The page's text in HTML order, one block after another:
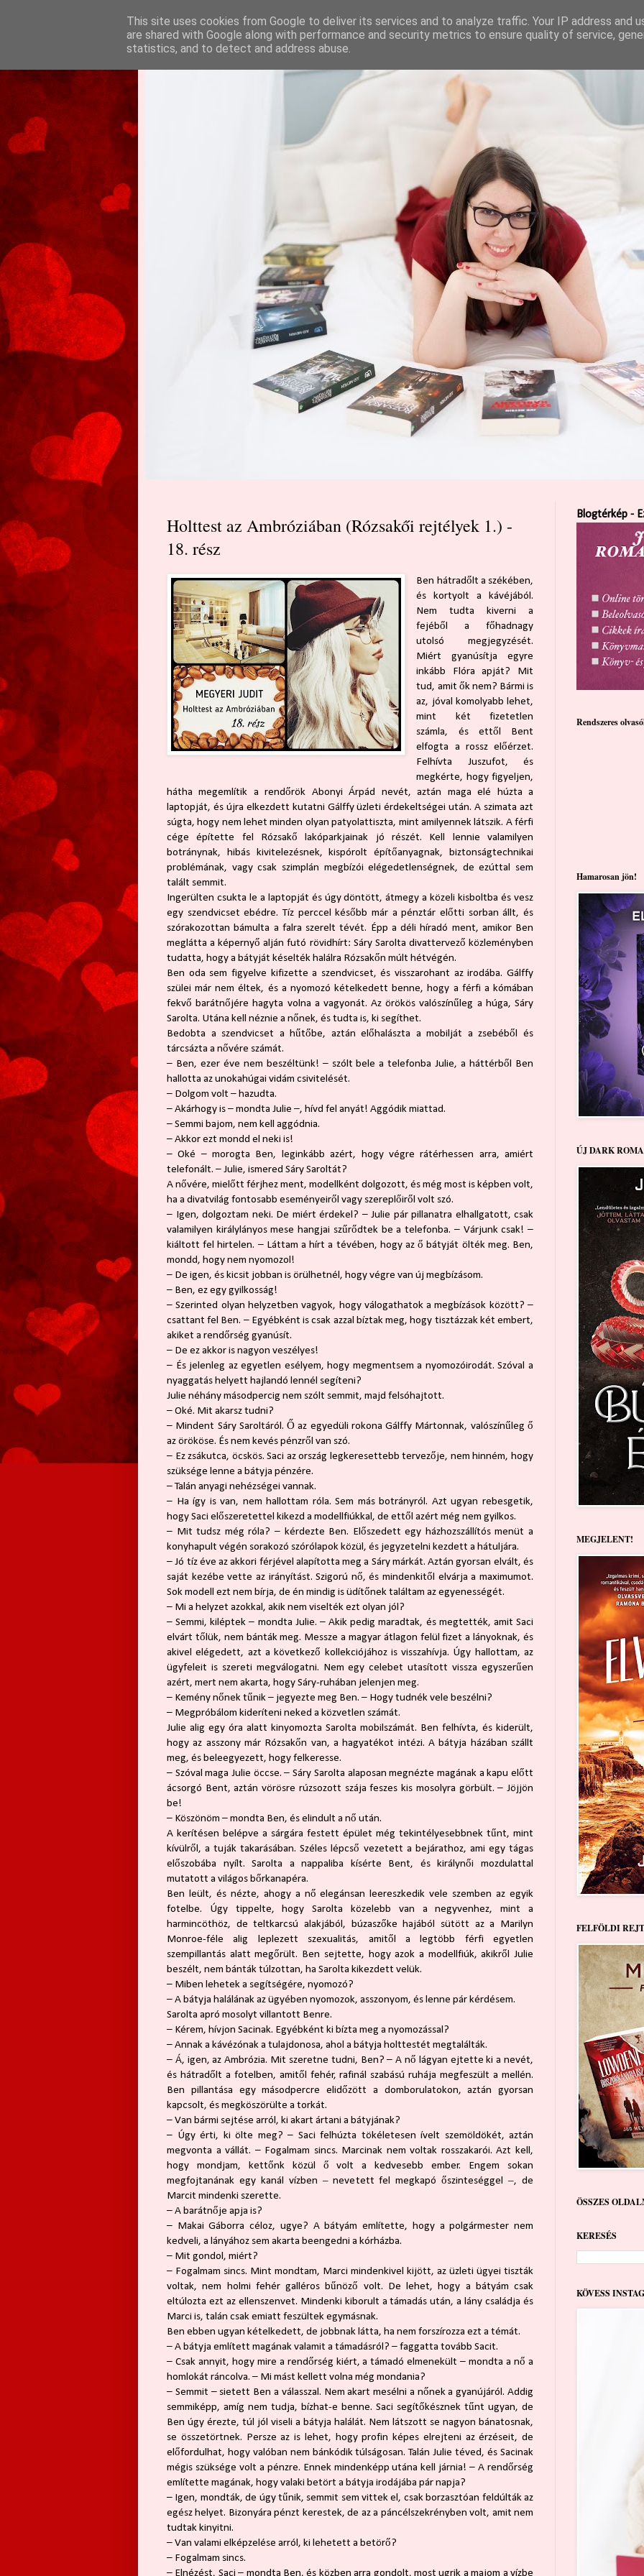
Holttest az Ambróziában (Rózsakői rejtélyek 1.) -
18. rész
Ben hátradőlt a székében,
és kortyolt a kávéjából.
Nem tudta kiverni a
fejéből a főhadnagy
utolsó megjegyzését.
Miért gyanúsítja egyre
inkább Flóra apját? Mit
tud, amit ők nem? Bármi is
az, jóval komolyabb lehet,
mint két fizetetlen
számla, és ettől Bent
elfogta a rossz előérzet.
Felhívta Juszufot, és
megkérte, hogy figyeljen,
hátha megemlítik a rendőrök Abonyi Árpád nevét, aztán maga elé húzta a
laptopját, és újra elkezdett kutatni Gálffy üzleti érdekeltségei után. A szimata azt
súgta, hogy nem lehet minden olyan patyolattiszta, mint amilyennek látszik. A férfi
cége építette fel Rózsakő lakóparkjainak jó részét. Kell lennie valamilyen
botránynak, hibás kivitelezésnek, kispórolt építőanyagnak, biztonságtechnikai
problémának, vagy csak szimplán megbízói elégedetlenségnek, de ezúttal sem
talált semmit.
Ingerülten csukta le a laptopját és úgy döntött, átmegy a közeli kisboltba és vesz
egy szendvicset ebédre. Tíz perccel később már a pénztár előtti sorban állt, és
szórakozottan bámulta a falra szerelt tévét. Épp a déli híradó ment, amikor Ben
meglátta a képernyő alján futó rövidhírt: Sáry Sarolta divattervező közleményben
tudatta, hogy a bátyját késelték halálra Rózsakőn múlt hétvégén.
Ben oda sem figyelve kifizette a szendvicset, és visszarohant az irodába. Gálffy
szülei már nem éltek, és a nyomozó kételkedett benne, hogy a férfi a kómában
fekvő barátnőjére hagyta volna a vagyonát. Az örökös valószínűleg a húga, Sáry
Sarolta. Utána kell néznie a nőnek, és tudta is, ki segíthet.
Bedobta a szendvicset a hűtőbe, aztán előhalászta a mobilját a zsebéből és
tárcsázta a nővére számát.
– Ben, ezer éve nem beszéltünk! – szólt bele a telefonba Julie, a háttérből Ben
hallotta az unokahúgai vidám csivitelését.
– Dolgom volt – hazudta.
– Akárhogy is – mondta Julie –, hívd fel anyát! Aggódik miattad.
– Semmi bajom, nem kell aggódnia.
– Akkor ezt mondd el neki is!
– Oké – morogta Ben, leginkább azért, hogy végre rátérhessen arra, amiért
telefonált. – Julie, ismered Sáry Saroltát?
A nővére, mielőtt férjhez ment, modellként dolgozott, és még most is képben volt,
ha a divatvilág fontosabb eseményeiről vagy szereplőiről volt szó.
– Igen, dolgoztam neki. De miért érdekel? – Julie pár pillanatra elhallgatott, csak
valamilyen királylányos mese hangjai szűrődtek be a telefonba. – Várjunk csak! –
kiáltott fel hirtelen. – Láttam a hírt a tévében, hogy az ő bátyját ölték meg. Ben,
mondd, hogy nem nyomozol!
– De igen, és kicsit jobban is örülhetnél, hogy végre van új megbízásom.
– Ben, ez egy gyilkosság!
– Szerinted olyan helyzetben vagyok, hogy válogathatok a megbízások között? –
csattant fel Ben. – Egyébként is csak azzal bíztak meg, hogy tisztázzak két embert,
akiket a rendőrség gyanúsít.
– De ez akkor is nagyon veszélyes!
– És jelenleg az egyetlen esélyem, hogy megmentsem a nyomozóirodát. Szóval a
nyaggatás helyett hajlandó lennél segíteni?
Julie néhány másodpercig nem szólt semmit, majd felsóhajtott.
– Oké. Mit akarsz tudni?
– Mindent Sáry Saroltáról. Ő az egyedüli rokona Gálffy Mártonnak, valószínűleg ő
az örököse. És nem kevés pénzről van szó.
– Ez zsákutca, öcskös. Saci az ország legkeresettebb tervezője, nem hinném, hogy
szüksége lenne a bátyja pénzére.
– Talán anyagi nehézségei vannak.
– Ha így is van, nem hallottam róla. Sem más botrányról. Azt ugyan rebesgetik,
hogy Saci előszeretettel kikezd a modellfiúkkal, de ettől azért még nem gyilkos.
– Mit tudsz még róla? – kérdezte Ben. Előszedett egy házhozszállítós menüt a
konyhapult végén sorakozó szórólapok közül, és jegyzetelni kezdett a hátuljára.
– Jó tíz éve az akkori férjével alapította meg a Sáry márkát. Aztán gyorsan elvált, és
saját kezébe vette az irányítást. Szigorú nő, és mindenkitől elvárja a maximumot.
Sok modell ezt nem bírja, de én mindig is üdítőnek találtam az egyenességét.
– Mi a helyzet azokkal, akik nem viselték ezt olyan jól?
– Semmi, kiléptek – mondta Julie. – Akik pedig maradtak, és megtették, amit Saci
elvárt tőlük, nem bánták meg. Messze a magyar átlagon felül fizet a lányoknak, és
akivel elégedett, azt a következő kollekciójához is visszahívja. Úgy hallottam, az
ügyfeleit is szereti megválogatni. Nem egy celebet utasított vissza egyszerűen
azért, mert nem akarta, hogy Sáry-ruhában jelenjen meg.
– Kemény nőnek tűnik – jegyezte meg Ben. – Hogy tudnék vele beszélni?
– Megpróbálom kideríteni neked a közvetlen számát.
Julie alig egy óra alatt kinyomozta Sarolta mobilszámát. Ben felhívta, és kiderült,
hogy az asszony már Rózsakőn van, a hagyatékot intézi. A bátyja házában szállt
meg, és beleegyezett, hogy felkeresse.
– Szóval maga Julie öccse. – Sáry Sarolta alaposan megnézte magának a kapu előtt
ácsorgó Bent, aztán vörösre rúzsozott szája feszes kis mosolyra görbült. – Jöjjön
be!
– Köszönöm – mondta Ben, és elindult a nő után.
A kerítésen belépve a sárgára festett épület még tekintélyesebbnek tűnt, mint
kívülről, a tuják takarásában. Széles lépcső vezetett a bejárathoz, ami egy tágas
előszobába nyílt. Sarolta a nappaliba kísérte Bent, és királynői mozdulattal
mutatott a világos bőrkanapéra.
Ben leült, és nézte, ahogy a nő elegánsan leereszkedik vele szemben az egyik
fotelbe. Úgy tippelte, hogy Sarolta közelebb van a negyvenhez, mint a
harmincöthöz, de teltkarcsú alakjából, búzaszőke hajából sütött az a Marilyn
Monroe-féle alig leplezett szexualitás, amitől a legtöbb férfi egyetlen
szempillantás alatt megőrült. Ben sejtette, hogy azok a modellfiúk, akikről Julie
beszélt, nem bánták túlzottan, ha Sarolta kikezdett velük.
– Miben lehetek a segítségére, nyomozó?
– A bátyja halálának az ügyében nyomozok, asszonyom, és lenne pár kérdésem.
Sarolta apró mosolyt villantott Benre.
– Kérem, hívjon Sacinak. Egyébként ki bízta meg a nyomozással?
– Annak a kávézónak a tulajdonosa, ahol a bátyja holttestét megtalálták.
– Á, igen, az Ambrózia. Mit szeretne tudni, Ben? – A nő lágyan ejtette ki a nevét,
és hátradőlt a fotelben, amitől fehér, rafinál szabású ruhája megfeszült a mellén.
Ben pillantása egy másodpercre elidőzött a domborulatokon, aztán gyorsan
kapcsolt, és megköszörülte a torkát.
– Van bármi sejtése arról, ki akart ártani a bátyjának?
– Úgy érti, ki ölte meg? – Saci felhúzta tökéletesen ívelt szemöldökét, aztán
megvonta a vállát. – Fogalmam sincs. Marcinak nem voltak rosszakarói. Azt kell,
hogy mondjam, kettőnk közül ő volt a kedvesebb ember. Engem sokan
megfojtanának egy kanál vízben ‒ nevetett fel megkapó őszinteséggel ‒, de
Marcit mindenki szerette.
– A barátnője apja is?
– Makai Gáborra céloz, ugye? A bátyám említette, hogy a polgármester nem
kedveli, a lányához sem akarta beengedni a kórházba.
– Mit gondol, miért?
– Fogalmam sincs. Mint mondtam, Marci mindenkivel kijött, az üzleti ügyei tiszták
voltak, nem holmi fehér galléros bűnöző volt. De lehet, hogy a bátyám csak
eltúlozta ezt az ellenszenvet. Mindenki kiborult a támadás után, a lány családja és
Marci is, talán csak emiatt feszültek egymásnak.
Ben ebben ugyan kételkedett, de jobbnak látta, ha nem forszírozza ezt a témát.
– A bátyja említett magának valamit a támadásról? – faggatta tovább Sacit.
– Csak annyit, hogy mire a rendőrség kiért, a támadó elmenekült – mondta a nő a
homlokát ráncolva. – Mi mást kellett volna még mondania?
– Semmit – sietett Ben a válasszal. Nem akart mesélni a nőnek a gyanújáról. Addig
semmiképp, amíg nem tudja, bízhat-e benne. Saci segítőkésznek tűnt ugyan, de
Ben úgy érezte, túl jól viseli a bátyja halálát. Nem látszott se nagyon bánatosnak,
se összetörtnek. Persze az is lehet, hogy profin képes elrejteni az érzéseit, de
előfordulhat, hogy valóban nem bánkódik túlságosan. Talán Julie téved, és Sacinak
mégis szüksége volt a pénzre. Ennek mindenképp utána kell járnia! – A rendőrség
említette magának, hogy valaki betört a bátyja irodájába pár napja?
– Igen, mondták, de úgy tűnik, semmit sem vittek el, csak borzasztóan feldúlták az
egész helyet. Bizonyára pénzt kerestek, de az a páncélszekrényben volt, amit nem
tudtak kinyitni.
– Van valami elképzelése arról, ki lehetett a betörő?
– Fogalmam sincs.
– Elnézést, Saci – mondta Ben, és közben arra gondolt, most ugrik a majom a vízbe
Blogtérkép -
Rendszeres
Hamarosan jön!
ÚJ DARK
MEGJELENT!
FELFÖLDI
ÖSSZES
KERESÉS
KÖVESS
This site uses cookies from Google to deliver its services and to analyze traffic. Your IP address and
are shared with Google along with performance and security metrics to ensure quality of service,
statistics, and to detect and address abuse.